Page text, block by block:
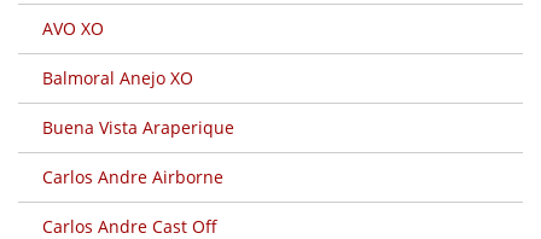
AVO XO
Balmoral Anejo XO
Buena Vista Araperique
Carlos Andre Airborne
Carlos Andre Cast Off